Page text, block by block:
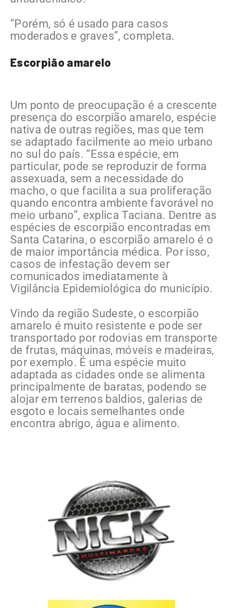
“Porém, só é usado para casos
moderados e graves”, completa.
Escorpião amarelo
Um ponto de preocupação é a crescente
presença do escorpião amarelo, espécie
nativa de outras regiões, mas que tem
se adaptado facilmente ao meio urbano
no sul do país. “Essa espécie, em
particular, pode se reproduzir de forma
assexuada, sem a necessidade do
macho, o que facilita a sua proliferação
quando encontra ambiente favorável no
meio urbano”, explica Taciana. Dentre as
espécies de escorpião encontradas em
Santa Catarina, o escorpião amarelo é o
de maior importância médica. Por isso,
casos de infestação devem ser
comunicados imediatamente à
Vigilância Epidemiológica do município.
Vindo da região Sudeste, o escorpião
amarelo é muito resistente e pode ser
transportado por rodovias em transporte
de frutas, máquinas, móveis e madeiras,
por exemplo. É uma espécie muito
adaptada as cidades onde se alimenta
principalmente de baratas, podendo se
alojar em terrenos baldios, galerias de
esgoto e locais semelhantes onde
encontra abrigo, água e alimento.